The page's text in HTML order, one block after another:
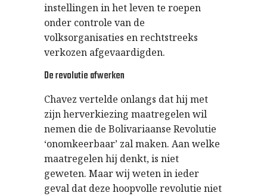
instellingen in het leven te roepen
onder controle van de
volksorganisaties en rechtstreeks
verkozen afgevaardigden.
De revolutie afwerken
Chavez vertelde onlangs dat hij met
zijn herverkiezing maatregelen wil
nemen die de Bolivariaanse Revolutie
‘onomkeerbaar’ zal maken. Aan welke
maatregelen hij denkt, is niet
geweten. Maar wij weten in ieder
geval dat deze hoopvolle revolutie niet